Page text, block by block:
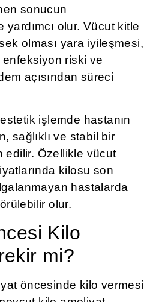
sonucun
olur. Vücut kitle
olması yara iyileşmesi,
riski ve
açısından süreci
işlemde hastanın
sağlıklı ve stabil bir
edilir. Özellikle vücut
kilosu son
hastalarda
olur.
Kilo
mi?
öncesinde kilo vermesi